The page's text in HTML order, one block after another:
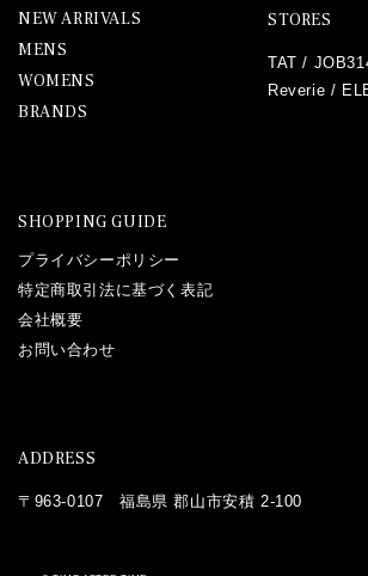
NEW ARRIVALS
MENS
WOMENS
BRANDS
STORES
TAT /
Reverie /
SHOPPING GUIDE
プライバシーポリシー
特定商取引法に基づく表記
会社概要
お問い合わせ
ADDRESS
〒963-0107 福島県 郡山市安積 2-100